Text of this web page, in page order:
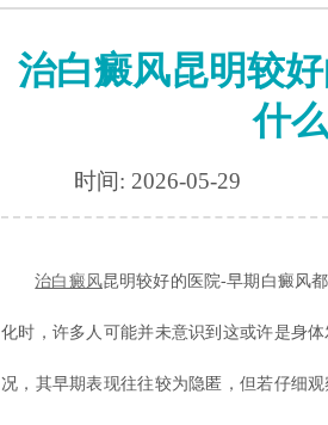
治白癜风昆明较
什
时间: 2026-05-29
治白癜风昆明较好的医院-早期白癜风
化时，许多人可能并未意识到这或许是身
况，其早期表现往往较为隐匿，但若仔细